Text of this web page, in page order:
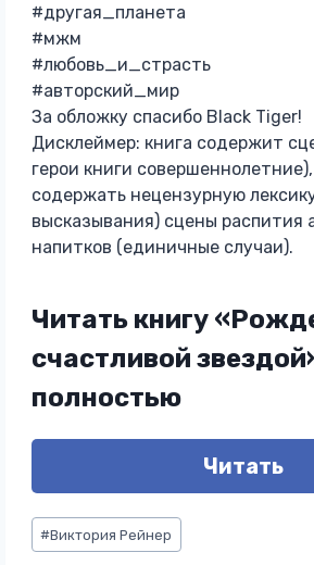
#другая_планета
#мжм
#любовь_и_страсть
#авторский_мир
За обложку спасибо Black Tiger!
Дисклеймер: книга содержит
герои книги
содержать нецензурную
высказывания) сцены распития
напитков (единичные случаи).
Читать книгу
счастливой
полностью
Читать
Метки
записи:
#Виктория Рейнер